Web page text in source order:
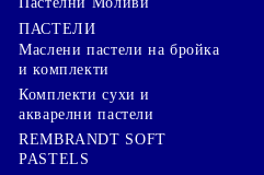
ПАСТЕЛИ
Маслени пастели на бройка
и комплекти
Комплекти сухи и
акварелни пастели
REMBRANDT SOFT
PASTELS